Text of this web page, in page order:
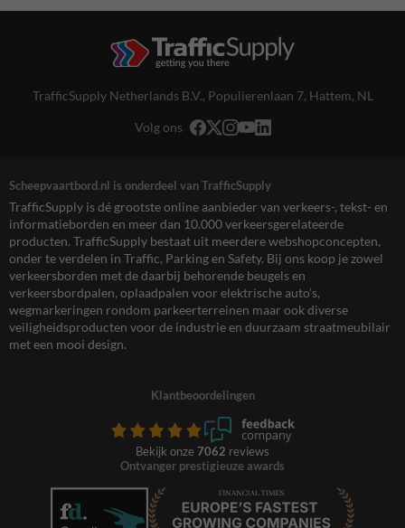
TrafficSupply Netherlands B.V., Populierenlaan 7, Hattem, NL
Volg ons
Scheepvaartbord.nl is onderdeel van TrafficSupply
TrafficSupply is dé grootste online aanbieder van verkeers-, tekst- en
informatieborden en meer dan 10.000 verkeersgerelateerde
producten. TrafficSupply bestaat uit meerdere webshopconcepten,
onder te verdelen in Traffic, Parking en Safety. Bij ons koop je zowel
verkeersborden met de daarbij behorende beugels en
verkeersbordpalen, oplaadpalen voor elektrische auto’s,
wegmarkeringen rondom parkeerterreinen maar ook diverse
veiligheidsproducten voor de industrie en duurzaam straatmeubilair
met een mooi design.
Klantbeoordelingen
Bekijk onze 7062 reviews
Ontvanger prestigieuze awards